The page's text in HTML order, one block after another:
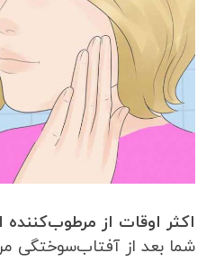
اکثر اوقات از مرطوب‌کننده
شما بعد از آفتاب‌سوختگی